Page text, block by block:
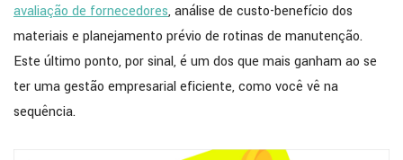
avaliação de fornecedores, análise de custo-benefício dos
materiais e planejamento prévio de rotinas de manutenção.
Este último ponto, por sinal, é um dos que mais ganham ao se
ter uma gestão empresarial eficiente, como você vê na
sequência.